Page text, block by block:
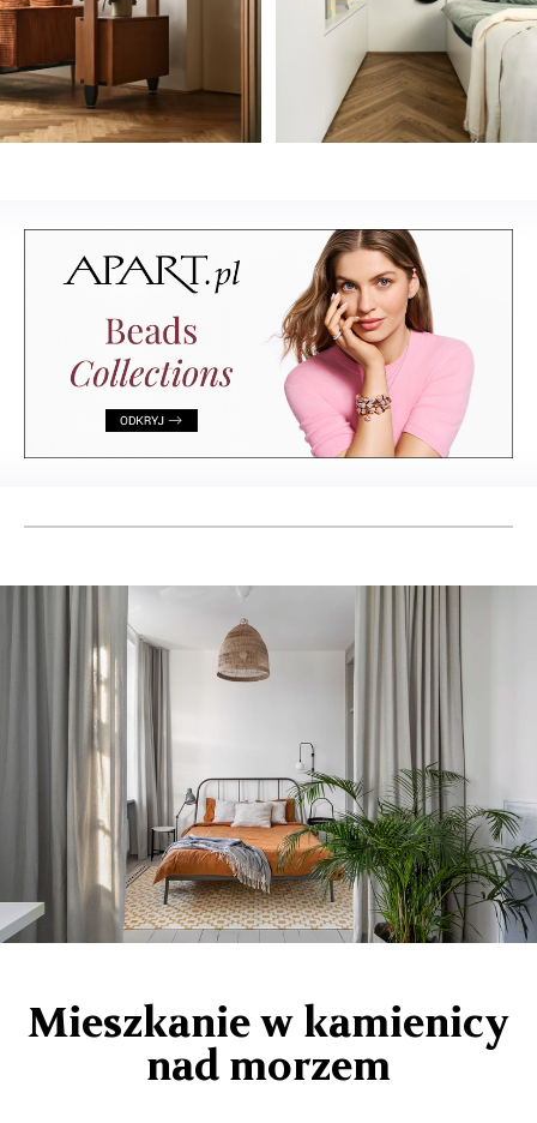
Mieszkanie w kamienicy
nad morzem